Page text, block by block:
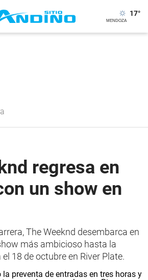
17°
regresa en
un show en
The Weeknd desembarca en
más ambicioso hasta la
18 de octubre en River Plate.